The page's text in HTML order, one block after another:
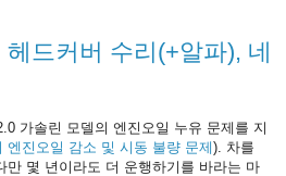
드커버 수리(+알파), 네
가솔린 모델의 엔진오일 누유 문제를 지
엔진오일 감소 및 시동 불량 문제). 차를
몇 년이라도 더 운행하기를 바라는 마